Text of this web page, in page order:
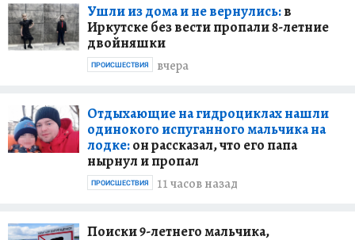
Ушли из дома и не вернулись:в
Иркутске без вести пропали 8-летние
двойняшки
вчера
ПРОИСШЕСТВИЯ
Отдыхающие на гидроциклах нашли
одинокого испуганного мальчика на
лодке:он рассказал, что его папа
нырнул и пропал
11 часов назад
ПРОИСШЕСТВИЯ
Поиски 9-летнего мальчика,